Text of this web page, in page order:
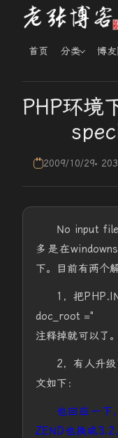
首页 分类 博友
PHP环境
2009/10/29
No input
多是在
下。目前有两个
1，把
doc_root ="
注释掉就可以了。
2，有人升
文如下：
也回应一下
ZEND也换成